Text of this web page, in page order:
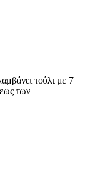
τούλι με 7
των